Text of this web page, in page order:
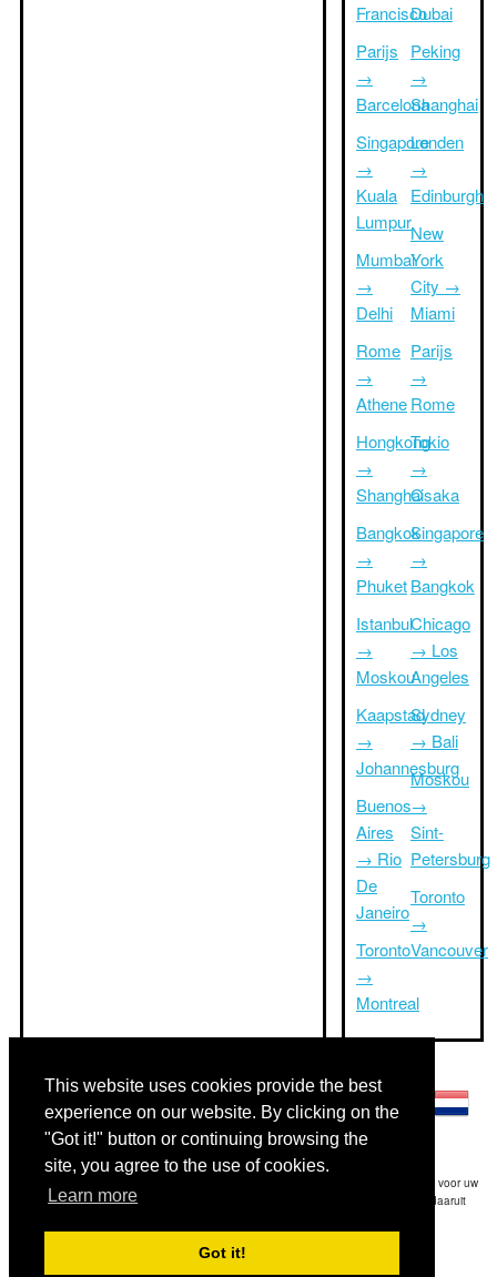
This website uses cookies provide the best
experience on our website. By clicking on the
"Got it!" button or continuing browsing the
site, you agree to the use of cookies.
Learn more
Got it!
Francisco
Parijs
→
Barcelona
Singapore
→
Kuala
Lumpur
Mumbai
→
Delhi
Rome
→
Athene
Hongkong
→
Shanghai
Bangkok
→
Phuket
Istanbul
→
Moskou
Kaapstad
→
Johannesburg
Buenos
Aires
→ Rio
De
Janeiro
Toronto
→
Montreal
Dubai
Peking
→
Shanghai
Londen
→
Edinburgh
New
York
City →
Miami
Parijs
→
Rome
Tokio
→
Osaka
Singapore
→
Bangkok
Chicago
→ Los
Angeles
Sydney
→ Bali
Moskou
→
Sint-
Petersburg
Toronto
→
Vancouver
Disclaimer: De op deze website afgebeelde gegevens is onze beste schatting en voor uw
referentie.Triptimeto.com is niet aansprakelijk voor eventuele trip delay en / of daaruit